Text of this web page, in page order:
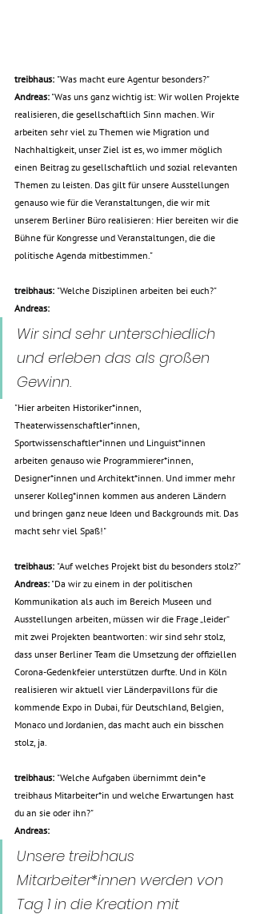
treibhaus: "Was macht eure Agentur besonders?"
Andreas: "Was uns ganz wichtig ist: Wir wollen Projekte
realisieren, die gesellschaftlich Sinn machen. Wir
arbeiten sehr viel zu Themen wie Migration und
Nachhaltigkeit, unser Ziel ist es, wo immer möglich
einen Beitrag zu gesellschaftlich und sozial relevanten
Themen zu leisten. Das gilt für unsere Ausstellungen
genauso wie für die Veranstaltungen, die wir mit
unserem Berliner Büro realisieren: Hier bereiten wir die
Bühne für Kongresse und Veranstaltungen, die die
politische Agenda mitbestimmen."
treibhaus: "Welche Disziplinen arbeiten bei euch?"
Andreas:
Wir sind sehr unterschiedlich
und erleben das als großen
Gewinn.
"Hier arbeiten Historiker*innen,
Theaterwissenschaftler*innen,
Sportwissenschaftler*innen und Linguist*innen
arbeiten genauso wie Programmierer*innen,
Designer*innen und Architekt*innen. Und immer mehr
unserer Kolleg*innen kommen aus anderen Ländern
und bringen ganz neue Ideen und Backgrounds mit. Das
macht sehr viel Spaß!"
treibhaus: "Auf welches Projekt bist du besonders stolz?"
Andreas: "Da wir zu einem in der politischen
Kommunikation als auch im Bereich Museen und
Ausstellungen arbeiten, müssen wir die Frage „leider“
mit zwei Projekten beantworten: wir sind sehr stolz,
dass unser Berliner Team die Umsetzung der offiziellen
Corona-Gedenkfeier unterstützen durfte. Und in Köln
realisieren wir aktuell vier Länderpavillons für die
kommende Expo in Dubai, für Deutschland, Belgien,
Monaco und Jordanien, das macht auch ein bisschen
stolz, ja.
treibhaus: "Welche Aufgaben übernimmt dein*e
treibhaus Mitarbeiter*in und welche Erwartungen hast
du an sie oder ihn?"
Andreas:
Unsere treibhaus
Mitarbeiter*innen werden von
Tag 1 in die Kreation mit